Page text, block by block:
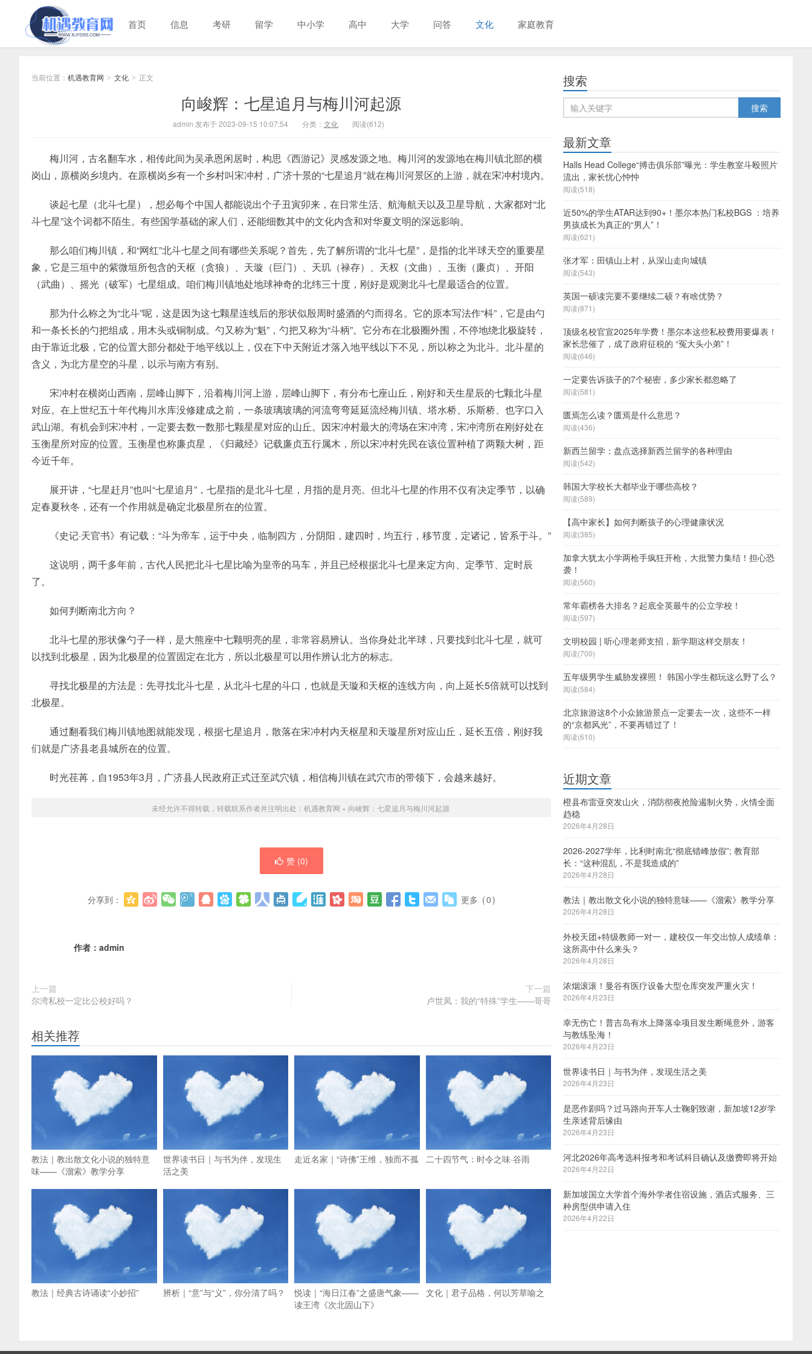
首页 信息 考研 留学 中小学 高中 大学 问答 文化 家庭教育
当前位置： 机遇教育网 > 文化 > 正文
向峻辉：七星追月与梅川河起源
admin 发布于 2023-09-15 10:07:54 分类： 文化 阅读(612)
梅川河，古名翻车水，相传此间为吴承恩闲居时，构思《西游记》灵感发源之地。梅川河的发源地在梅川镇北部的横
岗山，原横岗乡境内。在原横岗乡有一个乡村叫宋冲村，广济十景的“七星追月”就在梅川河景区的上游，就在宋冲村境内。
谈起七星（北斗七星），想必每个中国人都能说出个子丑寅卯来，在日常生活、航海航天以及卫星导航，大家都对“北
斗七星”这个词都不陌生。有些国学基础的家人们，还能细数其中的文化内含和对华夏文明的深远影响。
那么咱们梅川镇，和“网红”北斗七星之间有哪些关系呢？首先，先了解所谓的“北斗七星”，是指的北半球天空的重要星
象，它是三垣中的紫微垣所包含的天枢（贪狼）、天璇（巨门）、天玑（禄存）、天权（文曲）、玉衡（廉贞）、开阳
（武曲）、摇光（破军）七星组成。咱们梅川镇地处地球神奇的北纬三十度，刚好是观测北斗七星最适合的位置。
那为什么称之为“北斗”呢，这是因为这七颗星连线后的形状似殷周时盛酒的勺而得名。它的原本写法作“枓”，它是由勺
和一条长长的勺把组成，用木头或铜制成。勺又称为“魁”，勺把又称为“斗柄”。它分布在北极圈外围，不停地绕北极旋转，
由于靠近北极，它的位置大部分都处于地平线以上，仅在下中天附近才落入地平线以下不见，所以称之为北斗。北斗星的
含义，为北方星空的斗星，以示与南方有别。
宋冲村在横岗山西南，层峰山脚下，沿着梅川河上游，层峰山脚下，有分布七座山丘，刚好和天生星辰的七颗北斗星
对应。在上世纪五十年代梅川水库没修建成之前，一条玻璃玻璃的河流弯弯延延流经梅川镇、塔水桥、乐斯桥、也字口入
武山湖。有机会到宋冲村，一定要去数一数那七颗星星对应的山丘。因宋冲村最大的湾场在宋冲湾，宋冲湾所在刚好处在
玉衡星所对应的位置。玉衡星也称廉贞星，《归藏经》记载廉贞五行属木，所以宋冲村先民在该位置种植了两颗大树，距
今近千年。
展开讲，“七星赶月”也叫“七星追月”，七星指的是北斗七星，月指的是月亮。但北斗七星的作用不仅有决定季节，以确
定春夏秋冬，还有一个作用就是确定北极星所在的位置。
《史记·天官书》有记载：“斗为帝车，运于中央，临制四方，分阴阳，建四时，均五行，移节度，定诸记，皆系于斗。”
这说明，两千多年前，古代人民把北斗七星比喻为皇帝的马车，并且已经根据北斗七星来定方向、定季节、定时辰
了。
如何判断南北方向？
北斗七星的形状像勺子一样，是大熊座中七颗明亮的星，非常容易辨认。当你身处北半球，只要找到北斗七星，就可
以找到北极星，因为北极星的位置固定在北方，所以北极星可以用作辨认北方的标志。
寻找北极星的方法是：先寻找北斗七星，从北斗七星的斗口，也就是天璇和天枢的连线方向，向上延长5倍就可以找到
北极星。
通过翻看我们梅川镇地图就能发现，根据七星追月，散落在宋冲村内天枢星和天璇星所对应山丘，延长五倍，刚好我
们就是广济县老县城所在的位置。
时光荏苒，自1953年3月，广济县人民政府正式迁至武穴镇，相信梅川镇在武穴市的带领下，会越来越好。
未经允许不得转载，转载联系作者并注明出处： 机遇教育网 » 向峻辉：七星追月与梅川河起源
赞 (0)
分享到： 更多 (0)
作者： admin
上一篇
尔湾私校一定比公校好吗？
下一篇
卢世凤：我的“特殊”学生——哥哥
相关推荐
教法｜教出散文化小说的独特意
味——《溜索》教学分享
世界读书日｜与书为伴，发现生
活之美
走近名家｜“诗佛”王维，独而不孤 二十四节气：时令之味·谷雨
教法｜经典古诗诵读“小妙招” 辨析｜“意”与“义”，你分清了吗？
悦读｜“海日江春”之盛唐气象——
读王湾《次北固山下》
文化｜君子品格，何以芳草喻之
搜索
最新文章
Halls Head College“搏击俱乐部”曝光：学生教室斗殴照片
流出，家长忧心忡忡
阅读(518)
近50%的学生ATAR达到90+！墨尔本热门私校BGS ：培养
男孩成长为真正的“男人”！
阅读(621)
张才军：田镇山上村，从深山走向城镇
阅读(543)
英国一硕读完要不要继续二硕？有啥优势？
阅读(871)
顶级名校官宣2025年学费！墨尔本这些私校费用要爆表！
家长悲催了，成了政府征税的 “冤大头小弟”！
阅读(646)
一定要告诉孩子的7个秘密，多少家长都忽略了
阅读(581)
匮焉怎么读？匮焉是什么意思？
阅读(436)
新西兰留学：盘点选择新西兰留学的各种理由
阅读(542)
韩国大学校长大都毕业于哪些高校？
阅读(589)
【高中家长】如何判断孩子的心理健康状况
阅读(385)
加拿大犹太小学两枪手疯狂开枪，大批警力集结！担心恐
袭！
阅读(560)
常年霸榜各大排名？起底全英最牛的公立学校！
阅读(597)
文明校园 | 听心理老师支招，新学期这样交朋友！
阅读(700)
五年级男学生威胁发裸照！ 韩国小学生都玩这么野了么？
阅读(584)
北京旅游这8个小众旅游景点一定要去一次，这些不一样
的“京都风光”，不要再错过了！
阅读(610)
近期文章
橙县布雷亚突发山火，消防彻夜抢险遏制火势，火情全面
趋稳
2026年4月28日
2026-2027学年，比利时南北“彻底错峰放假”; 教育部
长：“这种混乱，不是我造成的”
2026年4月28日
教法｜教出散文化小说的独特意味——《溜索》教学分享
2026年4月28日
外校天团+特级教师一对一，建校仅一年交出惊人成绩单：
这所高中什么来头？
2026年4月28日
浓烟滚滚！曼谷有医疗设备大型仓库突发严重火灾！
2026年4月23日
幸无伤亡！普吉岛有水上降落伞项目发生断绳意外，游客
与教练坠海！
2026年4月23日
世界读书日｜与书为伴，发现生活之美
2026年4月23日
是恶作剧吗？过马路向开车人士鞠躬致谢，新加坡12岁学
生亲述背后缘由
2026年4月23日
河北2026年高考选科报考和考试科目确认及缴费即将开始
2026年4月22日
新加坡国立大学首个海外学者住宿设施，酒店式服务、三
种房型供申请入住
2026年4月22日